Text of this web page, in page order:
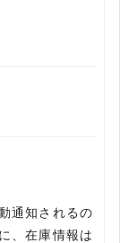
通知されるの
、在庫情報は